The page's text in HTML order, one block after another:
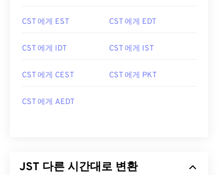
CST 에게 EST CST 에게 EDT
CST 에게 IDT CST 에게 IST
CST 에게 CEST CST 에게 PKT
CST 에게 AEDT
JST 다른 시간대로 변환